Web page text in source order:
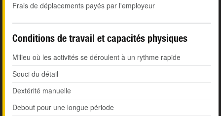
Frais de déplacements payés par l'employeur
Conditions de travail et capacités physiques
Milieu où les activités se déroulent à un rythme rapide
Souci du détail
Dextérité manuelle
Debout pour une longue période